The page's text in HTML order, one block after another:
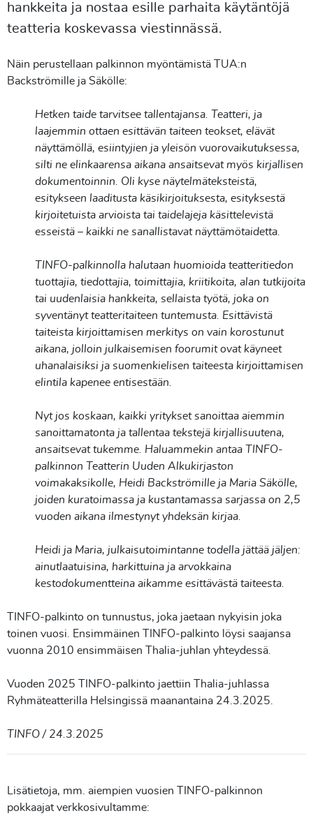
hankkeita ja nostaa esille parhaita käytäntöjä
teatteria koskevassa viestinnässä.
Näin perustellaan palkinnon myöntämistä TUA:n
Backströmille ja Säkölle:
Hetken taide tarvitsee tallentajansa. Teatteri, ja
laajemmin ottaen esittävän taiteen teokset, elävät
näyttämöllä, esiintyjien ja yleisön vuorovaikutuksessa,
silti ne elinkaarensa aikana ansaitsevat myös kirjallisen
dokumentoinnin. Oli kyse näytelmäteksteistä,
esitykseen laaditusta käsikirjoituksesta, esityksestä
kirjoitetuista arvioista tai taidelajeja käsittelevistä
esseistä – kaikki ne sanallistavat näyttämötaidetta.
TINFO-palkinnolla halutaan huomioida teatteritiedon
tuottajia, tiedottajia, toimittajia, kriitikoita, alan tutkijoita
tai uudenlaisia hankkeita, sellaista työtä, joka on
syventänyt teatteritaiteen tuntemusta. Esittävistä
taiteista kirjoittamisen merkitys on vain korostunut
aikana, jolloin julkaisemisen foorumit ovat käyneet
uhanalaisiksi ja suomenkielisen taiteesta kirjoittamisen
elintila kapenee entisestään.
Nyt jos koskaan, kaikki yritykset sanoittaa aiemmin
sanoittamatonta ja tallentaa tekstejä kirjallisuutena,
ansaitsevat tukemme. Haluammekin antaa TINFO-
palkinnon Teatterin Uuden Alkukirjaston
voimakaksikolle, Heidi Backströmille ja Maria Säkölle,
joiden kuratoimassa ja kustantamassa sarjassa on 2,5
vuoden aikana ilmestynyt yhdeksän kirjaa.
Heidi ja Maria, julkaisutoimintanne todella jättää jäljen:
ainutlaatuisina, harkittuina ja arvokkaina
kestodokumentteina aikamme esittävästä taiteesta.
TINFO-palkinto on tunnustus, joka jaetaan nykyisin joka
toinen vuosi. Ensimmäinen TINFO-palkinto löysi saajansa
vuonna 2010 ensimmäisen Thalia-juhlan yhteydessä.
Vuoden 2025 TINFO-palkinto jaettiin Thalia-juhlassa
Ryhmäteatterilla Helsingissä maanantaina 24.3.2025.
TINFO / 24.3.2025
Lisätietoja, mm. aiempien vuosien TINFO-palkinnon
pokkaajat verkkosivultamme: